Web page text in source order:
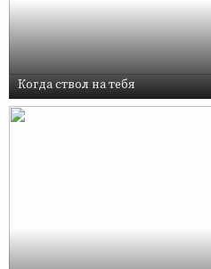
Когда ствол на тебя